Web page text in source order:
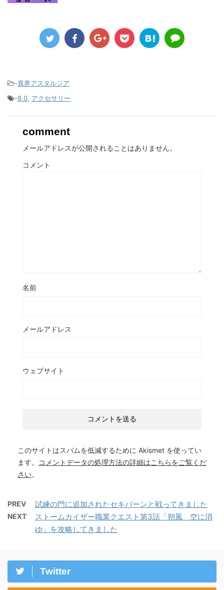
-異界アスタルジア
-8.0, アクセサリー
comment
メールアドレスが公開されることはありません。
コメント
名前
メールアドレス
ウェブサイト
このサイトはスパムを低減するために Akismet を使ってい
ます。
コメントデータの処理方法の詳細はこちらをご覧くだ
さい。
PREV 試練の門に追加されたセキバーンと戦ってきました
NEXT
ストームカイザー職業クエスト第3話「朔風 空に消
ゆ」を攻略してきました
Twitter